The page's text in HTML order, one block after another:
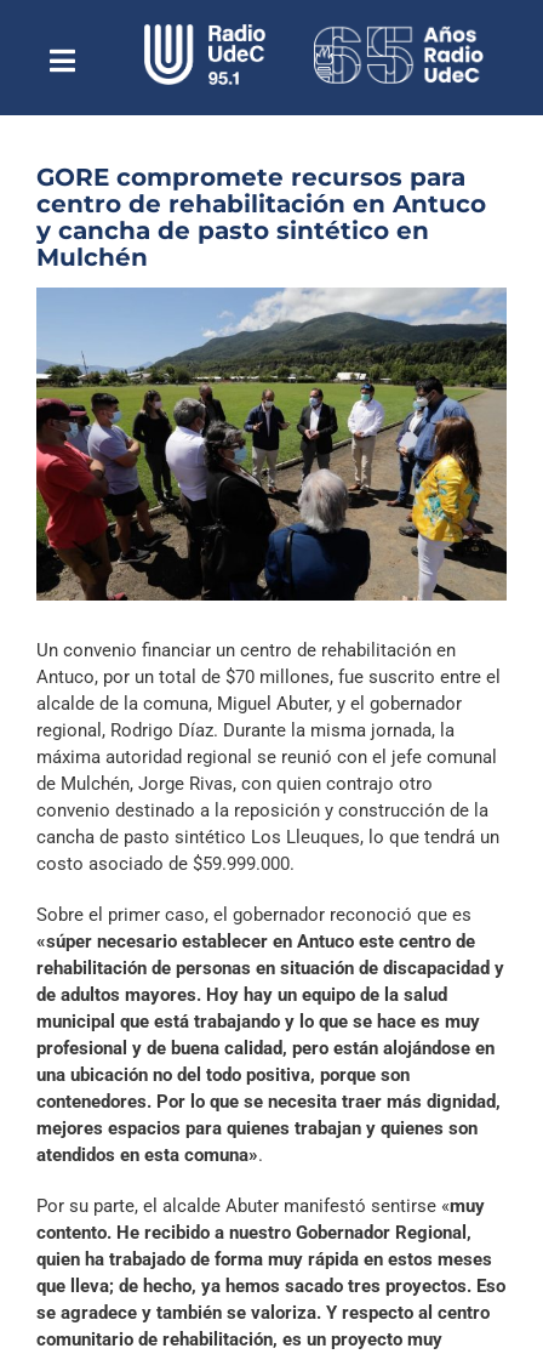
contenidoToggle
NavigationEscuchar Radio UdeC en vivo
Quiénes Somos
Programación
Noticias
Reportajes
Columnas
Música Clásica
Especiales
Archivo Sonoro
GORE compromete recursos para
centro de rehabilitación en Antuco
y cancha de pasto sintético en
Mulchén
grande
Un convenio financiar un centro de rehabilitación en
Antuco, por un total de $70 millones, fue suscrito entre el
alcalde de la comuna, Miguel Abuter, y el gobernador
regional, Rodrigo Díaz. Durante la misma jornada, la
máxima autoridad regional se reunió con el jefe comunal
de Mulchén, Jorge Rivas, con quien contrajo otro
convenio destinado a la reposición y construcción de la
cancha de pasto sintético Los Lleuques, lo que tendrá un
costo asociado de $59.999.000.
Sobre el primer caso, el gobernador reconoció que es
«súper necesario establecer en Antuco este centro de
rehabilitación de personas en situación de discapacidad y
de adultos mayores. Hoy hay un equipo de la salud
municipal que está trabajando y lo que se hace es muy
profesional y de buena calidad, pero están alojándose en
una ubicación no del todo positiva, porque son
contenedores. Por lo que se necesita traer más dignidad,
mejores espacios para quienes trabajan y quienes son
atendidos en esta comuna».
Por su parte, el alcalde Abuter manifestó sentirse «muy
contento. He recibido a nuestro Gobernador Regional,
quien ha trabajado de forma muy rápida en estos meses
que lleva; de hecho, ya hemos sacado tres proyectos. Eso
se agradece y también se valoriza. Y respecto al centro
comunitario de rehabilitación, es un proyecto muy